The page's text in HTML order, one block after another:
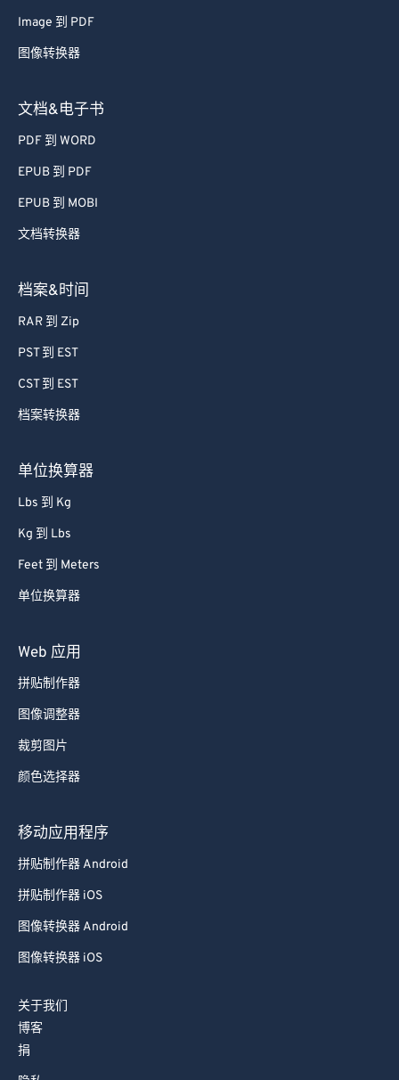
Image 到 PDF
图像转换器
文档&电子书
PDF 到 WORD
EPUB 到 PDF
EPUB 到 MOBI
文档转换器
档案&时间
RAR 到 Zip
PST 到 EST
CST 到 EST
档案转换器
单位换算器
Lbs 到 Kg
Kg 到 Lbs
Feet 到 Meters
单位换算器
Web 应用
拼贴制作器
图像调整器
裁剪图片
颜色选择器
移动应用程序
拼贴制作器 Android
拼贴制作器 iOS
图像转换器 Android
图像转换器 iOS
关于我们
博客
捐